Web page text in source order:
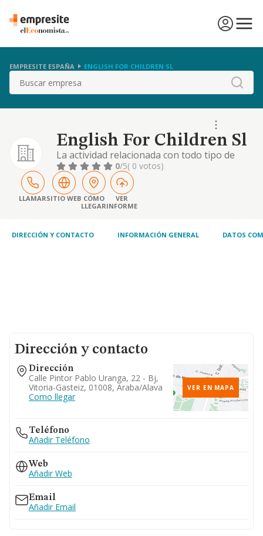
EMPRESITE ESPAÑA ENGLISH FOR CHILDREN SL
Buscar
English For Children Sl
La actividad relacionada con todo tipo de
ensenanza, ensenanza de educacion
preescolar, general basica, bachillerato,
formacion profesional y orientacion
universitaria, ensenanza de educacion
superior, de formacion y per
0/5( 0 votos)
LLAMARSITIO WEB CÓMO
LLEGAR
VER
INFORME
DIRECCIÓN Y CONTACTO INFORMACIÓN GENERAL DATOS
Dirección y contacto
Dirección
Calle Pintor Pablo Uranga, 22 - Bj,
Vitoria-Gasteiz, 01008, Araba/alava
Como llegar
VER EN MAPA
Teléfono
Añadir Teléfono
Web
Añadir Web
Email
Añadir Email